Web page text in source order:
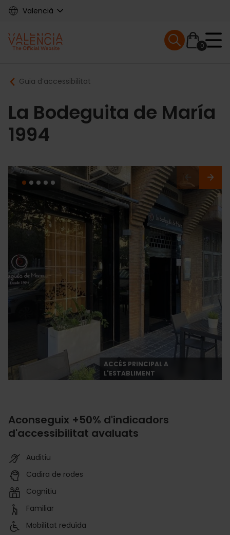
Skip
content
Valencià
Main
navigation
0
Mobile menu
Breadcrumb
Guia d’accessibilitat
La Bodeguita de María
1994
ACCÉS PRINCIPAL A
L'ESTABLIMENT
Aconseguix +50% d'indicadors
d'accessibilitat avaluats
Auditiu
Cadira de rodes
Cognitiu
Familiar
Mobilitat reduïda